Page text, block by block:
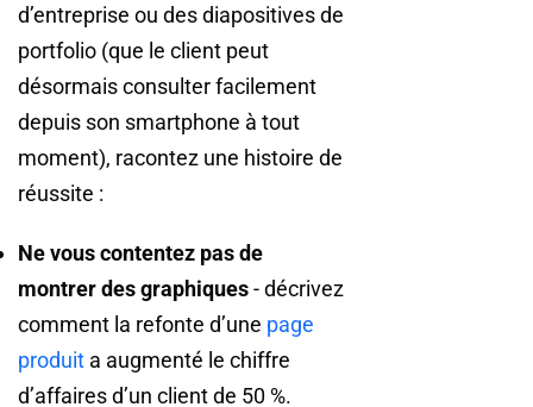
d’entreprise ou des diapositives de
portfolio (que le client peut
désormais consulter facilement
depuis son smartphone à tout
moment), racontez une histoire de
réussite :
Ne vous contentez pas de
montrer des graphiques- décrivez
comment la refonte d’une page
produit a augmenté le chiffre
d’affaires d’un client de 50 %.